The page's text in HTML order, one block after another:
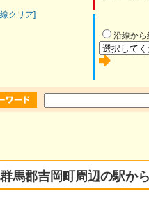
クリア]
沿線から
馬郡吉岡町周辺の駅か